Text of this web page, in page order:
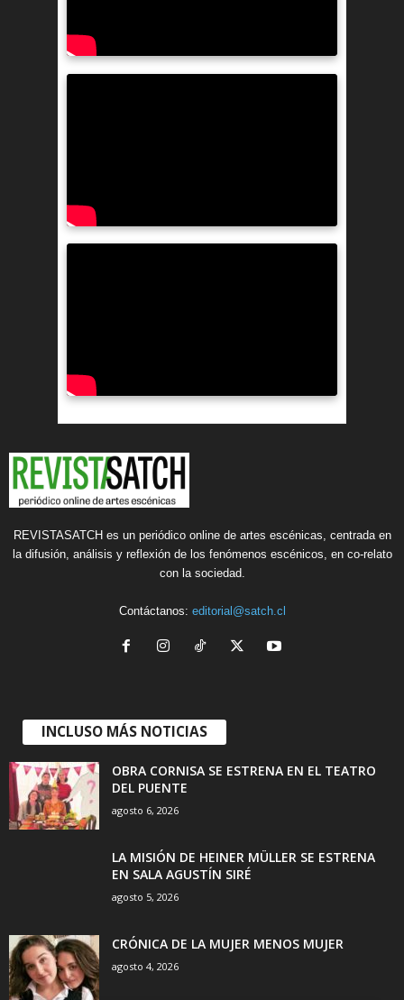
REVISTASATCH es un periódico online de artes escénicas, centrada en
la difusión, análisis y reflexión de los fenómenos escénicos, en co-relato
con la sociedad.
Contáctanos: editorial@satch.cl
INCLUSO MÁS NOTICIAS
OBRA CORNISA SE ESTRENA EN EL TEATRO
DEL PUENTE
agosto 6, 2026
LA MISIÓN DE HEINER MÜLLER SE ESTRENA
EN SALA AGUSTÍN SIRÉ
agosto 5, 2026
CRÓNICA DE LA MUJER MENOS MUJER
agosto 4, 2026